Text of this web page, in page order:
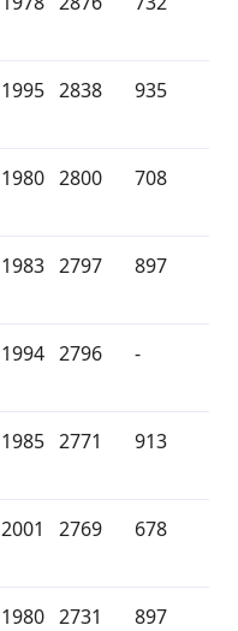
1995 2838 935
1980 2800 708
1983 2797 897
1994 2796 -
1985 2771 913
2001 2769 678
1980 2731 897